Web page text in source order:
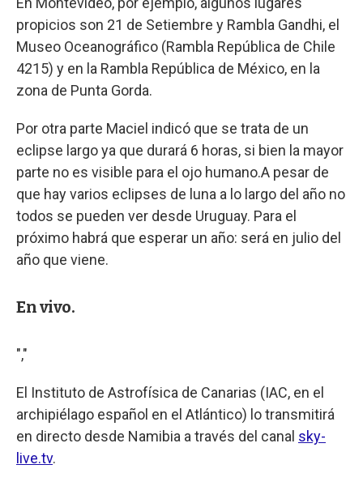
propicios son 21 de Setiembre y Rambla Gandhi, el
Museo Oceanográfico (Rambla República de Chile
4215) y en la Rambla República de México, en la
zona de Punta Gorda.
Por otra parte Maciel indicó que se trata de un
eclipse largo ya que durará 6 horas, si bien la mayor
parte no es visible para el ojo humano.A pesar de
que hay varios eclipses de luna a lo largo del año no
todos se pueden ver desde Uruguay. Para el
próximo habrá que esperar un año: será en julio del
año que viene.
En vivo.
","
El Instituto de Astrofísica de Canarias (IAC, en el
archipiélago español en el Atlántico) lo transmitirá
en directo desde Namibia a través del canal sky-
live.tv.